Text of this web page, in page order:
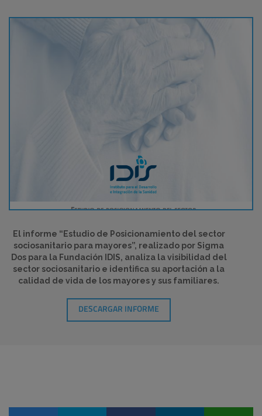
El informe “Estudio de Posicionamiento del sector
sociosanitario para mayores”, realizado por Sigma
Dos para la Fundación IDIS, analiza la visibilidad del
sector sociosanitario e identifica su aportación a la
calidad de vida de los mayores y sus familiares.
DESCARGAR INFORME